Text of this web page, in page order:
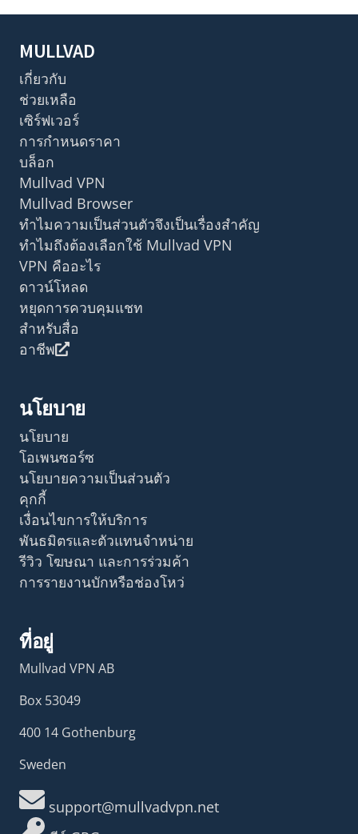
MULLVAD
เกี่ยวกับ
ช่วยเหลือ
เซิร์ฟเวอร์
การกำหนดราคา
บล็อก
Mullvad VPN
Mullvad Browser
ทำไมความเป็นส่วนตัวจึงเป็นเรื่องสำคัญ
ทำไมถึงต้องเลือกใช้ Mullvad VPN
VPN คืออะไร
ดาวน์โหลด
หยุดการควบคุมแชท
สำหรับสื่อ
อาชีพ
นโยบาย
นโยบาย
โอเพนซอร์ซ
นโยบายความเป็นส่วนตัว
คุกกี้
เงื่อนไขการให้บริการ
พันธมิตรและตัวแทนจำหน่าย
รีวิว โฆษณา และการร่วมค้า
การรายงานบักหรือช่องโหว่
ที่อยู่
Mullvad VPN AB
Box 53049
400 14 Gothenburg
Sweden
support@mullvadvpn.net